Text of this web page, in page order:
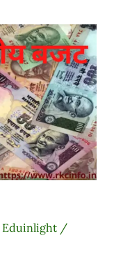
Eduinlight /